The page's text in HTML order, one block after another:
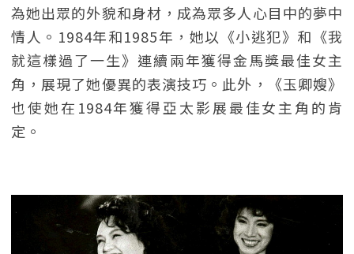
為她出眾的外貌和身材，成為眾多人心目中的夢中
情人。1984年和1985年，她以《小逃犯》和《我
就這樣過了一生》連續兩年獲得金馬獎最佳女主
角，展現了她優異的表演技巧。此外，《玉卿嫂》
也使她在1984年獲得亞太影展最佳女主角的肯
定。